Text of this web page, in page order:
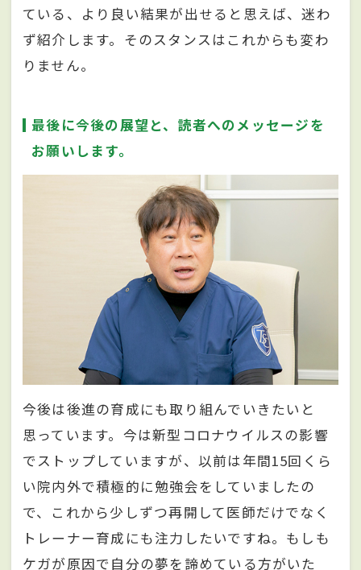
ている、より良い結果が出せると思えば、迷わ
ず紹介します。そのスタンスはこれからも変わ
りません。
最後に今後の展望と、読者へのメッセージを
お願いします。
今後は後進の育成にも取り組んでいきたいと
思っています。今は新型コロナウイルスの影響
でストップしていますが、以前は年間15回くら
い院内外で積極的に勉強会をしていましたの
で、これから少しずつ再開して医師だけでなく
トレーナー育成にも注力したいですね。もしも
ケガが原因で自分の夢を諦めている方がいた